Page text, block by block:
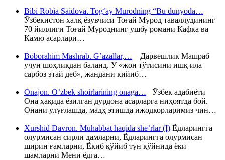
Bibi Robia Saidova. Tog‘ay Murodning “Bu dunyoda…
Ўзбекистон халқ ёзувчиси Тоғай Мурод таваллудининг
70 йиллиги Тоғай Муроднинг ушбу романи Кафка ва
Камю асарлари…
Boborahim Mashrab. G’azallar,… Дарвешлик Машраб
учун шоҳликдан баланд. У «жон тўтисини ишқ ила
сарбоз этай деб», жандани кийиб…
Onajon. O’zbek shoirlarining onaga… Ўзбек адабиёти
Она ҳақида ёзилган дурдона асарларга ниҳоятда бой.
Онани улуғлашда, мадҳ этишда ижодкорларимиз чин…
Xurshid Davron. Muhabbat haqida she’rlar (I) Ёдларингга
олурмисан сирли дамларни, Ёдларингга олурмисан
ширин ғамларни, Ёқиб қўйиб тун қўйнида ёки
шамларни Мени ёдга…